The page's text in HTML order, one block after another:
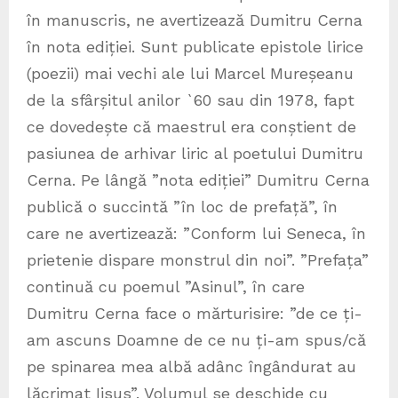
în manuscris, ne avertizează Dumitru Cerna
în nota ediției. Sunt publicate epistole lirice
(poezii) mai vechi ale lui Marcel Mureșeanu
de la sfârșitul anilor `60 sau din 1978, fapt
ce dovedește că maestrul era conștient de
pasiunea de arhivar liric al poetului Dumitru
Cerna. Pe lângă ”nota ediției” Dumitru Cerna
publică o succintă ”în loc de prefață”, în
care ne avertizează: ”Conform lui Seneca, în
prietenie dispare monstrul din noi”. ”Prefața”
continuă cu poemul ”Asinul”, în care
Dumitru Cerna face o mărturisire: ”de ce ți-
am ascuns Doamne de ce nu ți-am spus/că
pe spinarea mea albă adânc îngândurat au
lăcrimat Iisus”. Volumul se deschide cu